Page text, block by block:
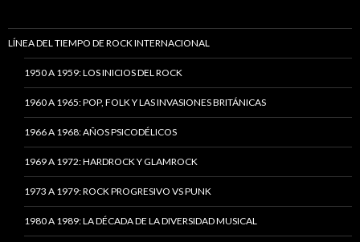
LÍNEA DEL TIEMPO DE ROCK INTERNACIONAL
1950 A 1959: LOS INICIOS DEL ROCK
1960 A 1965: POP, FOLK Y LAS INVASIONES BRITÁNICAS
1966 A 1968: AÑOS PSICODÉLICOS
1969 A 1972: HARDROCK Y GLAMROCK
1973 A 1979: ROCK PROGRESIVO VS PUNK
1980 A 1989: LA DÉCADA DE LA DIVERSIDAD MUSICAL